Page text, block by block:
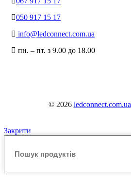
050 917 15 17
info@ledconnect.com.ua
пн. – пт. з 9.00 до 18.00
© 2026 ledconnect.com.ua
Закрити